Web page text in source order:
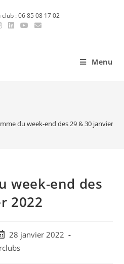
: 06 85 08 17 02
Menu
du week-end des 29 & 30 janvier
week-end des
2022
28 janvier 2022